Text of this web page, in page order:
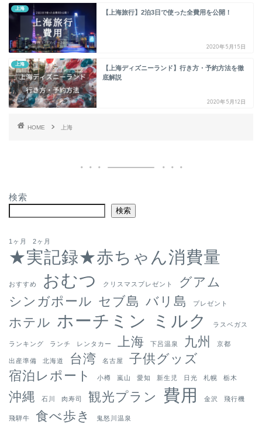
上海
【上海旅行】2泊3日で使った全費用を公開！
2020年5月15日
上海
【上海ディズニーランド】行き方・予約方法を徹
底解説
2020年5月12日
HOME 上海
検索
検索
1ヶ月 2ヶ月
★実記録★赤ちゃん消費量
おすすめ おむつ クリスマスプレゼント
グアム
シンガポール セブ島 バリ島 プレゼント
ホテル ホーチミン ミルク ラスベガス
ランキング ランチ レンタカー 上海 下呂温泉 九州 京都
出産準備 北海道 台湾 名古屋
子供グッズ
宿泊レポート
小樽 嵐山 愛知 新生児 日光 札幌 栃木
沖縄 石川 肉寿司 観光プラン 費用 金沢 飛行機
飛騨牛 食べ歩き 鬼怒川温泉